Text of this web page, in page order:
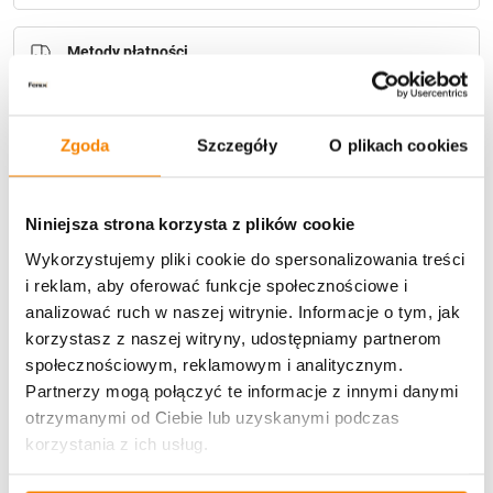
Zgoda Szczegóły O plikach cookies
Niniejsza strona korzysta z plików cookie
Wykorzystujemy pliki cookie do spersonalizowania treści
i reklam, aby oferować funkcje społecznościowe i
analizować ruch w naszej witrynie. Informacje o tym, jak
korzystasz z naszej witryny, udostępniamy partnerom
społecznościowym, reklamowym i analitycznym.
Partnerzy mogą połączyć te informacje z innymi danymi
otrzymanymi od Ciebie lub uzyskanymi podczas
korzystania z ich usług.
hurtowniiPrzejdź do hurtowni B2B
Metody płatności
Opis produktu
Specyfikacja